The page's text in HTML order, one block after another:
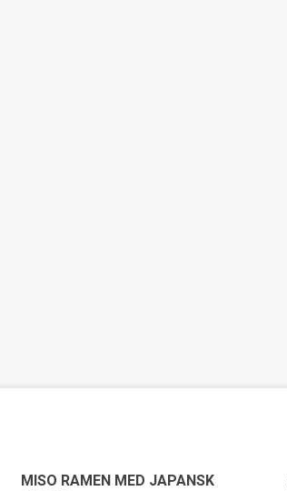
MISO RAMEN MED JAPANSK